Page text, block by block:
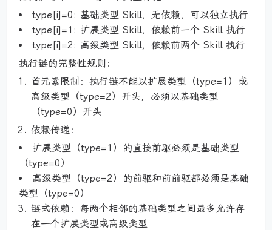
type[i]=0: 基础类型 Skill，无依赖，可以独立执行
type[i]=1: 扩展类型 Skill，依赖前一个 Skill 执行
type[i]=2: 高级类型 Skill，依赖前两个 Skill 执行
执行链的完整性规则：
首元素限制：执行链不能以扩展类型（type=1）或
高级类型（type=2）开头，必须以基础类型
（type=0）开头
依赖传递：
扩展类型（type=1）的直接前驱必须是基础类型
（type=0）
高级类型（type=2）的前驱和前前驱都必须是基础
类型（type=0）
链式依赖：每两个相邻的基础类型之间最多允许存
在一个扩展类型或高级类型